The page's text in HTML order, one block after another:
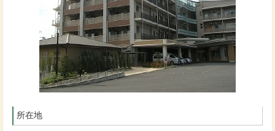
所在地